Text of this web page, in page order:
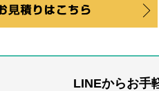
LINEからお手